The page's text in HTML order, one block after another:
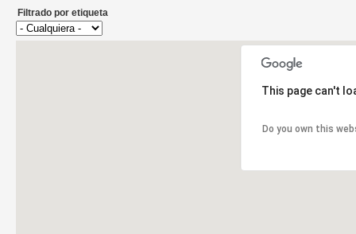
Filtrado por etiqueta
This page can't
Do you own this